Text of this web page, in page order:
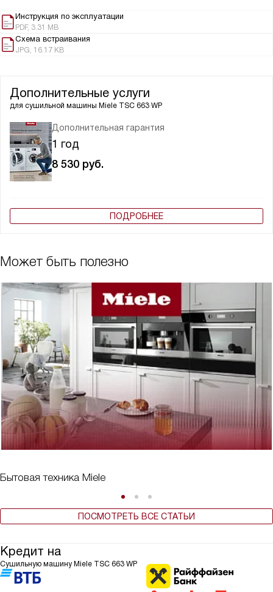
Инструкция по эксплуатации
PDF, 3.31 MB
Схема встраивания
JPG, 16.17 KB
Дополнительные услуги
для сушильной машины Miele TSC 663 WP
Дополнительная гарантия
1 год
8 530 руб.
ПОДРОБНЕЕ
Может быть полезно
Бытовая техника Miele
ПОСМОТРЕТЬ ВСЕ СТАТЬИ
Кредит на
Сушильную машину Miele TSC 663 WP